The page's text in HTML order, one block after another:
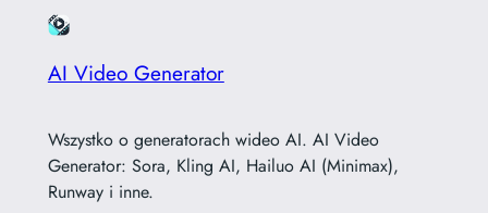
AI Video Generator
Wszystko o generatorach wideo AI. AI Video
Generator: Sora, Kling AI, Hailuo AI (Minimax),
Runway i inne.